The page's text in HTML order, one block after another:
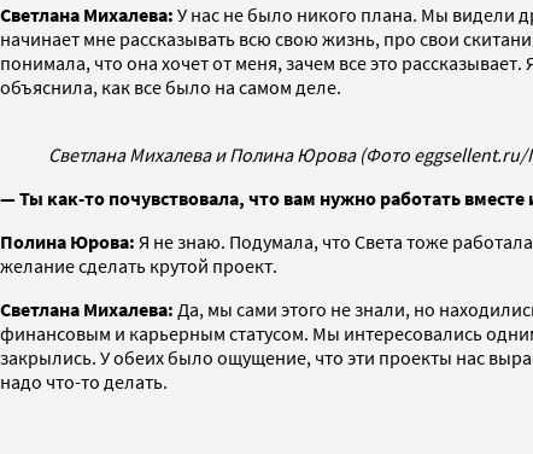
Светлана Михалева: У нас не было никого плана. Мы видели
начинает мне рассказывать всю свою жизнь, про свои
понимала, что она хочет от меня, зачем все это
объяснила, как все было на самом деле.
Светлана Михалева и Полина Юрова (Фото eggsellent.ru/
— Ты как-то почувствовала, что вам нужно работать вместе
Полина Юрова: Я не знаю. Подумала, что Света тоже
желание сделать крутой проект.
Светлана Михалева: Да, мы сами этого не знали, но
финансовым и карьерным статусом. Мы интересовались
закрылись. У обеих было ощущение, что эти проекты нас
надо что-то делать.